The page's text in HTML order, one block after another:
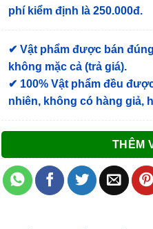
phí kiểm định là 250.000đ.
✔ Vật phẩm được bán
không mặc cả (trả giá).
✔ 100% Vật phẩm đều
nhiên, không có hàng giả,
THÊM